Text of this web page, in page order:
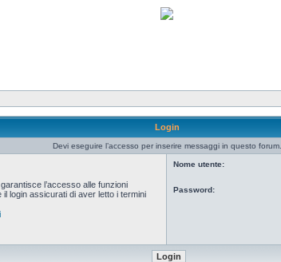
Login
Devi eseguire l’accesso per inserire messaggi in questo forum.
l’accesso alle funzioni
login assicurati di aver letto i termini
Nome utente:
Password: